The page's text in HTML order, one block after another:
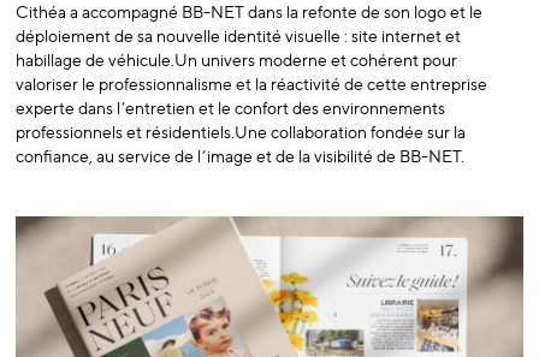
Cithéa a accompagné BB-NET dans la refonte de son logo et le
déploiement de sa nouvelle identité visuelle : site internet et
habillage de véhicule.Un univers moderne et cohérent pour
valoriser le professionnalisme et la réactivité de cette entreprise
experte dans l’entretien et le confort des environnements
professionnels et résidentiels.Une collaboration fondée sur la
confiance, au service de l’image et de la visibilité de BB-NET.